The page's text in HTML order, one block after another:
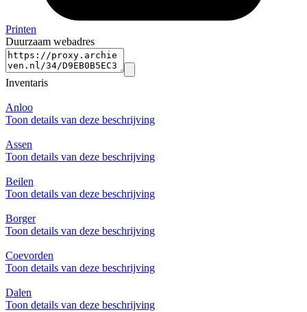
Printen
Duurzaam webadres
Inventaris
Anloo
Toon details van deze beschrijving
Assen
Toon details van deze beschrijving
Beilen
Toon details van deze beschrijving
Borger
Toon details van deze beschrijving
Coevorden
Toon details van deze beschrijving
Dalen
Toon details van deze beschrijving